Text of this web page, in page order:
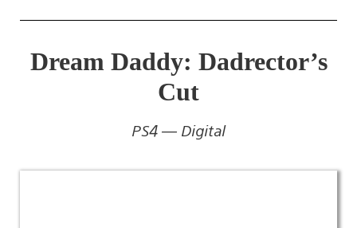
Dream Daddy: Dadrector’s
Cut
PS4 — Digital